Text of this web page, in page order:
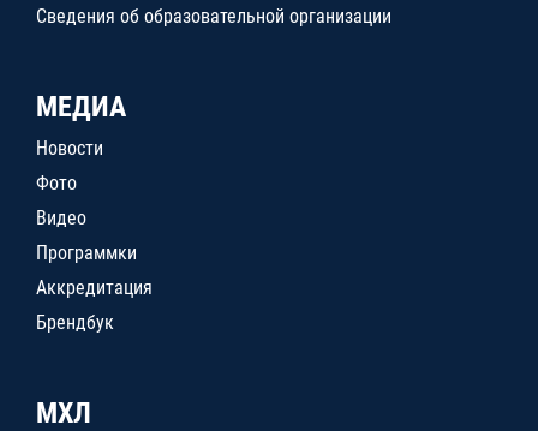
Сведения об образовательной организации
МЕДИА
Новости
Фото
Видео
Программки
Аккредитация
Брендбук
МХЛ